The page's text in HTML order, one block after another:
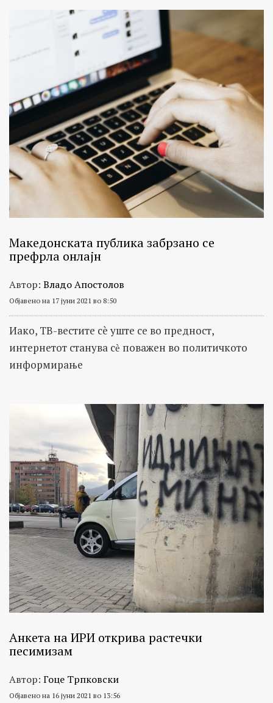
Македонската публика забрзано се
префрла онлајн
Автор: Владо Апостолов
Објавено на 17 јуни 2021 во 8:50
Иако, ТВ-вестите сè уште се во предност,
интернетот станува сѐ поважен во политичкото
информирање
Анкета на ИРИ открива растечки
песимизам
Автор: Гоце Трпковски
Објавено на 16 јуни 2021 во 13:56